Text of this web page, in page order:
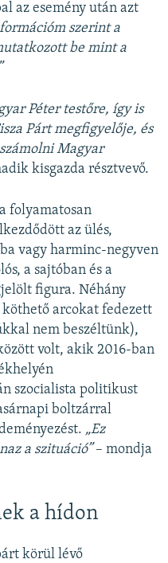
az esemény után azt
szerint a
be mint a
Péter testőre, így is
Párt megfigyelője, és
Magyar
kisgazda résztvevő.
folyamatosan
az ülés,
vagy harminc-negyven
a sajtóban és a
figura. Néhány
arcokat fedezett
nem beszéltünk),
volt, akik 2016-ban
szocialista politikust
boltzárral
„Ez
a szituáció”– mondja
a hídon
körül lévő